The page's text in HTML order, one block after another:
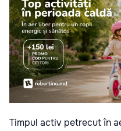
Timpul activ petrecut în